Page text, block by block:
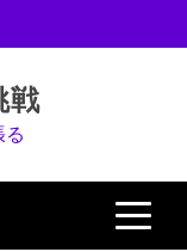
戦